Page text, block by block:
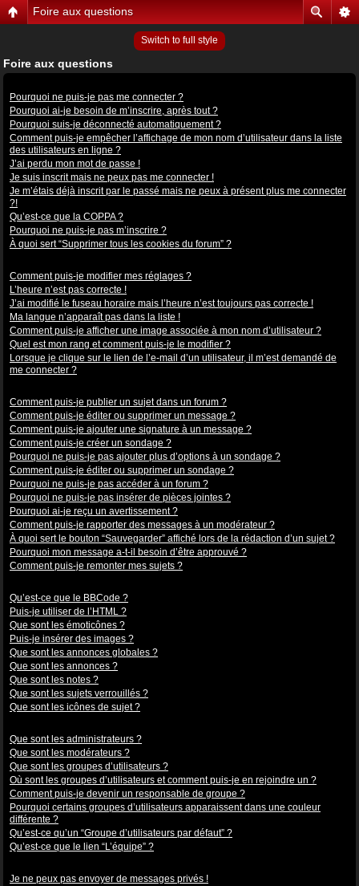
Foire aux questions
Switch to full style
Foire aux questions
Pourquoi ne puis-je pas me connecter ?
Pourquoi ai-je besoin de m’inscrire, après tout ?
Pourquoi suis-je déconnecté automatiquement ?
Comment puis-je empêcher l’affichage de mon nom d’utilisateur dans la liste
des utilisateurs en ligne ?
J’ai perdu mon mot de passe !
Je suis inscrit mais ne peux pas me connecter !
Je m’étais déjà inscrit par le passé mais ne peux à présent plus me connecter
?!
Qu’est-ce que la COPPA ?
Pourquoi ne puis-je pas m’inscrire ?
À quoi sert “Supprimer tous les cookies du forum” ?
Comment puis-je modifier mes réglages ?
L’heure n’est pas correcte !
J’ai modifié le fuseau horaire mais l’heure n’est toujours pas correcte !
Ma langue n’apparaît pas dans la liste !
Comment puis-je afficher une image associée à mon nom d’utilisateur ?
Quel est mon rang et comment puis-je le modifier ?
Lorsque je clique sur le lien de l’e-mail d’un utilisateur, il m’est demandé de
me connecter ?
Comment puis-je publier un sujet dans un forum ?
Comment puis-je éditer ou supprimer un message ?
Comment puis-je ajouter une signature à un message ?
Comment puis-je créer un sondage ?
Pourquoi ne puis-je pas ajouter plus d’options à un sondage ?
Comment puis-je éditer ou supprimer un sondage ?
Pourquoi ne puis-je pas accéder à un forum ?
Pourquoi ne puis-je pas insérer de pièces jointes ?
Pourquoi ai-je reçu un avertissement ?
Comment puis-je rapporter des messages à un modérateur ?
À quoi sert le bouton “Sauvegarder” affiché lors de la rédaction d’un sujet ?
Pourquoi mon message a-t-il besoin d’être approuvé ?
Comment puis-je remonter mes sujets ?
Qu’est-ce que le BBCode ?
Puis-je utiliser de l’HTML ?
Que sont les émoticônes ?
Puis-je insérer des images ?
Que sont les annonces globales ?
Que sont les annonces ?
Que sont les notes ?
Que sont les sujets verrouillés ?
Que sont les icônes de sujet ?
Que sont les administrateurs ?
Que sont les modérateurs ?
Que sont les groupes d’utilisateurs ?
Où sont les groupes d’utilisateurs et comment puis-je en rejoindre un ?
Comment puis-je devenir un responsable de groupe ?
Pourquoi certains groupes d’utilisateurs apparaissent dans une couleur
différente ?
Qu’est-ce qu’un “Groupe d’utilisateurs par défaut” ?
Qu’est-ce que le lien “L’équipe” ?
Je ne peux pas envoyer de messages privés !